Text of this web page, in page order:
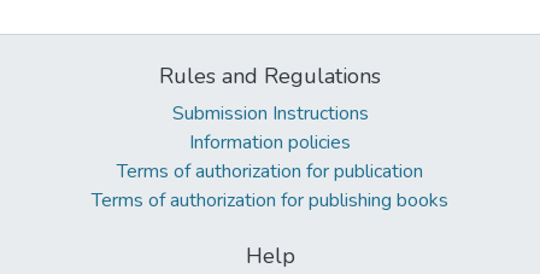
Rules and Regulations
Submission Instructions
Information policies
Terms of authorization for publication
Terms of authorization for publishing books
Help